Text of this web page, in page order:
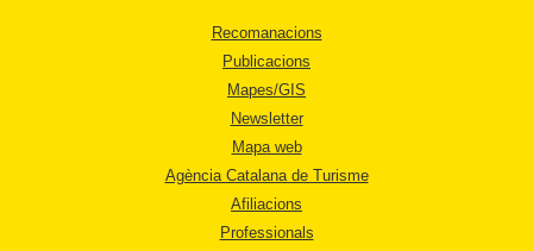
Recomanacions
Publicacions
Mapes/GIS
Newsletter
Mapa web
Agència Catalana de Turisme
Afiliacions
Professionals